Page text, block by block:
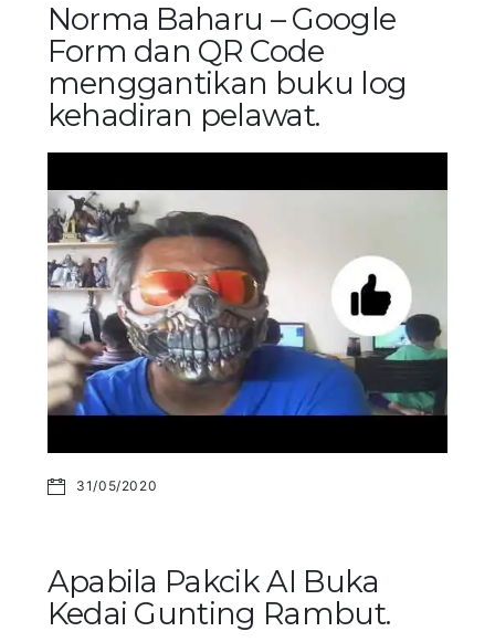
Norma Baharu – Google
Form dan QR Code
menggantikan buku log
kehadiran pelawat.
31/05/2020
Apabila Pakcik AI Buka
Kedai Gunting Rambut.